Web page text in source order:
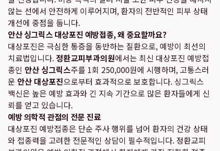
않는 선에서 안전하게 이루어지며, 환자의 전반적인 피부 상태
개선에 중점을 둡니다.
안산 싱그릭스 대상포진 예방접종, 왜 중요할까요?
대상포진은 극심한 통증을 동반하는 질환으로, 예방이 최선의
치료법입니다.정환교피부과의원에서는 최신 대상포진 예방접
종인 안산 싱그릭스주를 1회 250,000원에 시행하며, 고통스러
운 안산 대상포진으로부터 효과적으로 보호합니다. 싱그릭스
백신은 높은 예방 효과와 긴 지속 기간으로 많은 환자들에게 신
뢰를 얻고 있습니다.
예방 의학적 관점의 전문 진료
대상포진 예방접종은 단순 주사 행위를 넘어 환자의 건강 상태
와 접종력을 고려한 전문적인 상담이 필수적입니다. 정환교피